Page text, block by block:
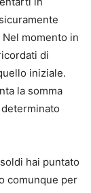
Nel momento in
di
iniziale.
la somma
hai puntato
comunque per